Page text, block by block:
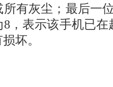
有灰尘；最后一
，表示该手机已
坏。